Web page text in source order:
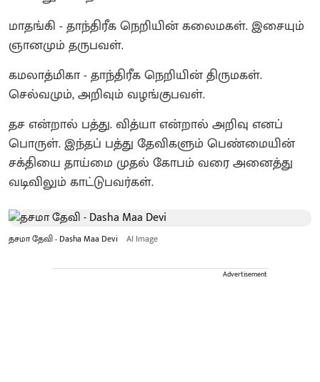
மாதங்கி - தாந்திரீக நெறியின் கலைமகள். இசையும்
ஞானமும் தருபவள்.
கமலாத்மிகா - தாந்திரீக நெறியின் திருமகள்.
செல்வமும், அறிவும் வழங்குபவள்.
தச என்றால் பத்து. வித்யா என்றால் அறிவு எனப்
பொருள். இந்தப் பத்து தேவிகளும் பெண்மையின்
சக்தியை தாய்மை முதல் கோபம் வரை அனைத்து
வடிவிலும் காட்டுபவர்கள்.
தசமா தேவி - Dasha Maa Devi AI Image
Advertisement